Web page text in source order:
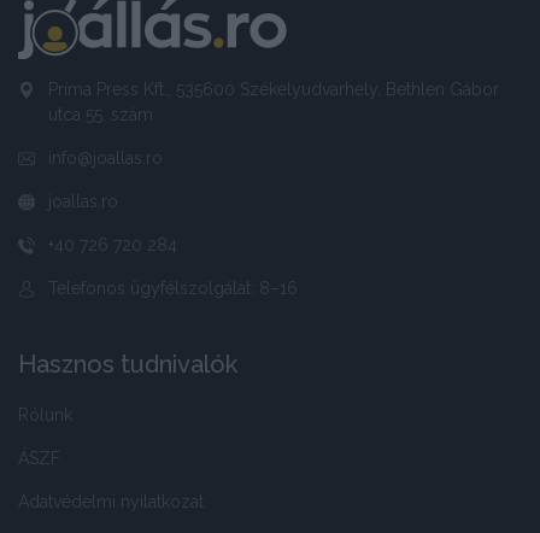
Príma Press Kft., 535600 Székelyudvarhely, Bethlen Gábor
utca 55. szám
info@joallas.ro
joallas.ro
+40 726 720 284
Telefonos ügyfélszolgálat: 8–16
Hasznos tudnivalók
Rólunk
ÁSZF
Adatvédelmi nyilatkozat